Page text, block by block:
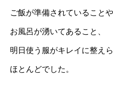
ご飯が準備されていることや
お風呂が湧いてあること、
明日使う服がキレイに整え
ほとんどでした。